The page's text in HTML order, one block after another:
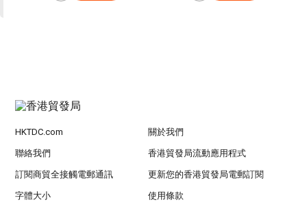
HKTDC.com 關於我們
聯絡我們 香港貿發局流動應用程式
訂閱商貿全接觸電郵通訊 更新您的香港貿發局電郵訂閱
字體大小 使用條款